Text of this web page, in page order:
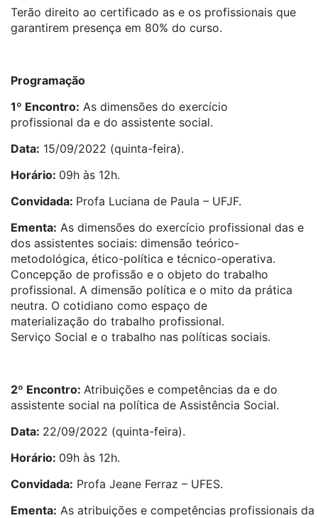
Terão direito ao certificado as e os profissionais que
garantirem presença em 80% do curso.
Programação
1º Encontro: As dimensões do exercício
profissional da e do assistente social.
Data: 15/09/2022 (quinta-feira).
Horário: 09h às 12h.
Convidada: Profa Luciana de Paula – UFJF.
Ementa: As dimensões do exercício profissional das e
dos assistentes sociais: dimensão teórico-
metodológica, ético-política e técnico-operativa.
Concepção de profissão e o objeto do trabalho
profissional. A dimensão política e o mito da prática
neutra. O cotidiano como espaço de
materialização do trabalho profissional.
Serviço Social e o trabalho nas políticas sociais.
2º Encontro: Atribuições e competências da e do
assistente social na política de Assistência Social.
Data: 22/09/2022 (quinta-feira).
Horário: 09h às 12h.
Convidada: Profa Jeane Ferraz – UFES.
Ementa: As atribuições e competências profissionais da